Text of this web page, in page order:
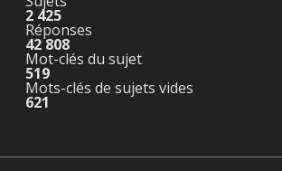
2 425
Réponses
42 808
Mot-clés du sujet
519
Mots-clés de sujets vides
621